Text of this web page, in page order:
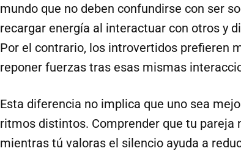
mundo que no deben confundirse con ser
recargar energía al interactuar con otros y
Por el contrario, los introvertidos prefieren
reponer fuerzas tras esas mismas
Esta diferencia no implica que uno sea
ritmos distintos. Comprender que tu
mientras tú valoras el silencio ayuda a